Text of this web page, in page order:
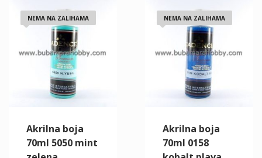
NEMA NA ZALIHAMA
Akrilna boja
70ml 5050 mint
NEMA NA ZALIHAMA
Akrilna boja
70ml 0158